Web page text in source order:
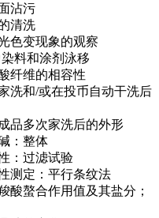
沾污
清洗
色变现象的观察
料和涂剂泳移
纤维的相容性
洗和/或在投币自动干洗后
品多次家洗后的外形
：整体
：过滤试验
测定：平行条纹法
酸螯合作用值及其盐分；